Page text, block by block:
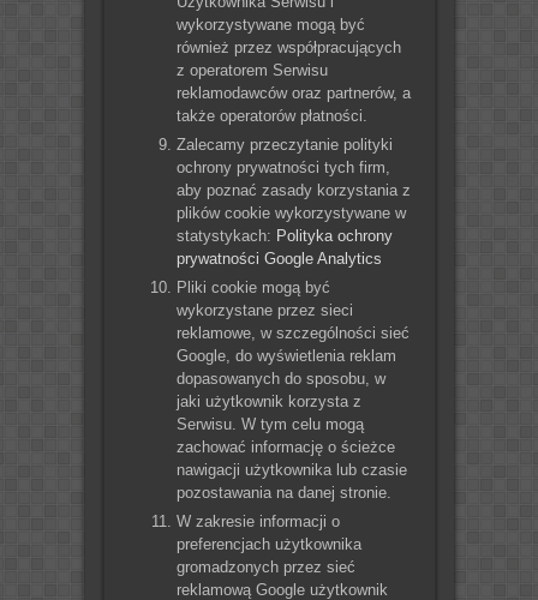
wykorzystywane mogą być
również przez współpracujących
z operatorem Serwisu
reklamodawców oraz partnerów, a
także operatorów płatności.
Zalecamy przeczytanie polityki
ochrony prywatności tych firm,
aby poznać zasady korzystania z
plików cookie wykorzystywane w
statystykach: Polityka ochrony
prywatności Google Analytics
Pliki cookie mogą być
wykorzystane przez sieci
reklamowe, w szczególności sieć
Google, do wyświetlenia reklam
dopasowanych do sposobu, w
jaki użytkownik korzysta z
Serwisu. W tym celu mogą
zachować informację o ścieżce
nawigacji użytkownika lub czasie
pozostawania na danej stronie.
W zakresie informacji o
preferencjach użytkownika
gromadzonych przez sieć
reklamową Google użytkownik